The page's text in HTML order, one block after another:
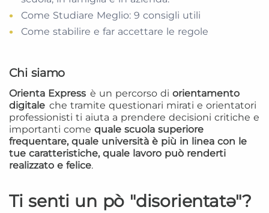
Come Studiare Meglio: 9 consigli utili
Come stabilire e far accettare le regole
Chi siamo
Orienta Express è un percorso di orientamento
digitale che tramite questionari mirati e orientatori
professionisti ti aiuta a prendere decisioni critiche e
importanti come quale scuola superiore
frequentare, quale università è più in linea con le
tue caratteristiche, quale lavoro può renderti
realizzato e felice.
Ti senti un pò "disorientatə"?